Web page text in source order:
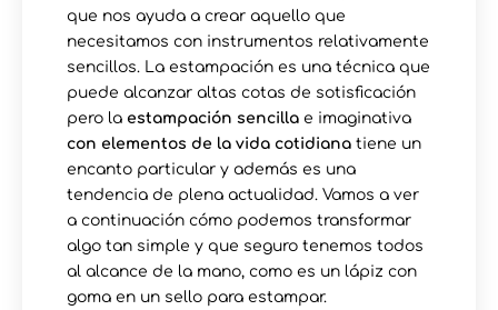
que nos ayuda a crear aquello que
necesitamos con instrumentos relativamente
sencillos. La estampación es una técnica que
puede alcanzar altas cotas de sotisficación
pero la estampación sencilla e imaginativa
con elementos de la vida cotidiana tiene un
encanto particular y además es una
tendencia de plena actualidad. Vamos a ver
a continuación cómo podemos transformar
algo tan simple y que seguro tenemos todos
al alcance de la mano, como es un lápiz con
goma en un sello para estampar.